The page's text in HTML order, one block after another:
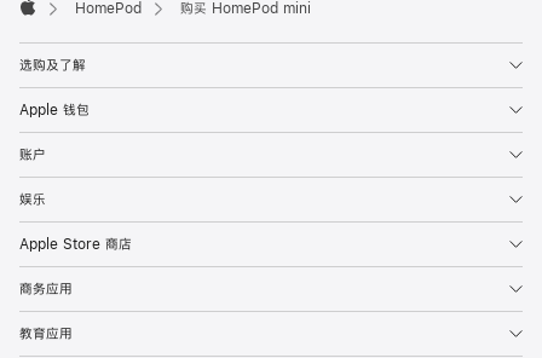
HomePod 购买 HomePod mini
选购及了解
Apple 钱包
账户
娱乐
Apple Store 商店
商务应用
教育应用